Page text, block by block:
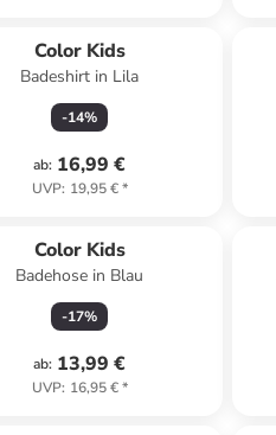
Color Kids
Badeshirt in Lila
-14%
ab: 16,99 €
UVP: 19,95 €*
Color Kids
Badehose in Blau
-17%
ab: 13,99 €
UVP: 16,95 €*